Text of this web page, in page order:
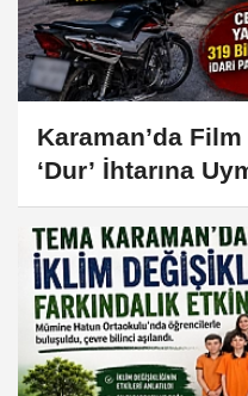
Karaman’da
‘Dur’ İhtarına
Motosikleti